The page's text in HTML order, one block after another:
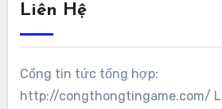
Liên Hệ
Cổng tin tức tổng hợp:
http://congthongtingame.com/